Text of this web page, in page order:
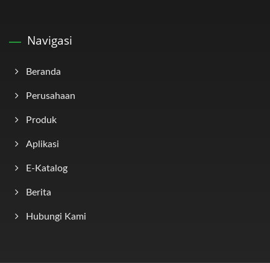
Navigasi
Beranda
Perusahaan
Produk
Aplikasi
E-Katalog
Berita
Hubungi Kami